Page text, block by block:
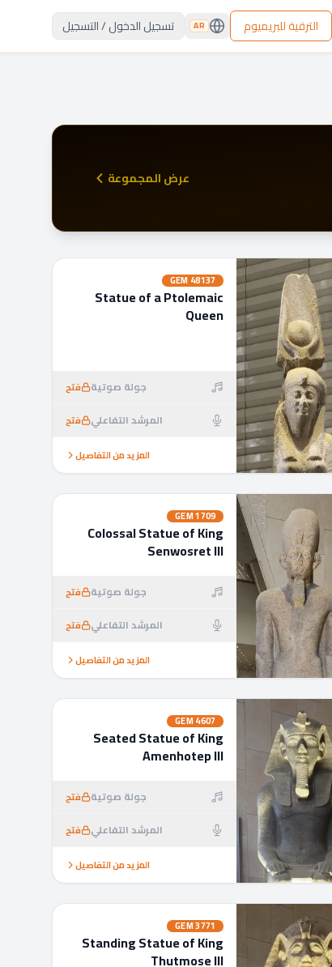
الترقية للبريميوم AR تسجيل الدخول / التسجيل
عرض المجموعة
GEM 48137
Statue of a Ptolemaic
Queen
جولة صوتية فتح
المرشد التفاعلي فتح
المزيد من التفاصيل
GEM1709
Colossal Statue of King
Senwosret III
جولة صوتية فتح
المرشد التفاعلي فتح
المزيد من التفاصيل
GEM4607
Seated Statue of King
Amenhotep III
جولة صوتية فتح
المرشد التفاعلي فتح
المزيد من التفاصيل
GEM3771
Standing Statue of King
Thutmose III